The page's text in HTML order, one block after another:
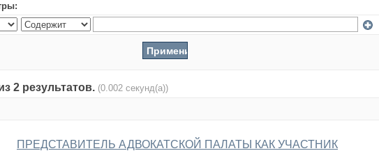
2 результатов. (0.002 секунд(а))
ПРЕДСТАВИТЕЛЬ АДВОКАТСКОЙ ПАЛАТЫ КАК УЧАСТНИК